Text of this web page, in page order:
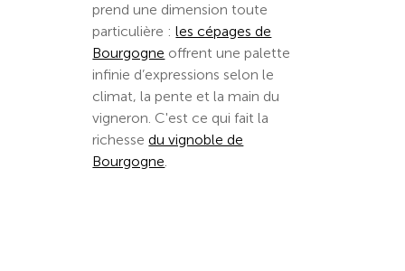
prend une dimension toute
particulière :les cépages de
Bourgogne offrent une palette
infinie d’expressions selon le
climat, la pente et la main du
vigneron. C'est ce qui fait la
richesse du vignoble de
Bourgogne.